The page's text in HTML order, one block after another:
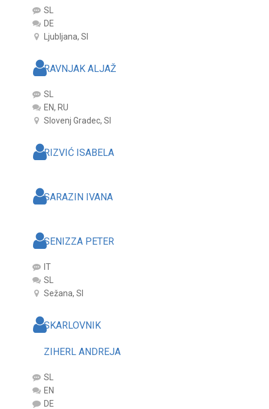
SL
DE
Ljubljana, SI
RAVNJAK ALJAŽ
SL
EN, RU
Slovenj Gradec, SI
RIZVIĆ ISABELA
SARAZIN IVANA
SENIZZA PETER
IT
SL
Sežana, SI
SKARLOVNIK
ZIHERL ANDREJA
SL
EN
DE